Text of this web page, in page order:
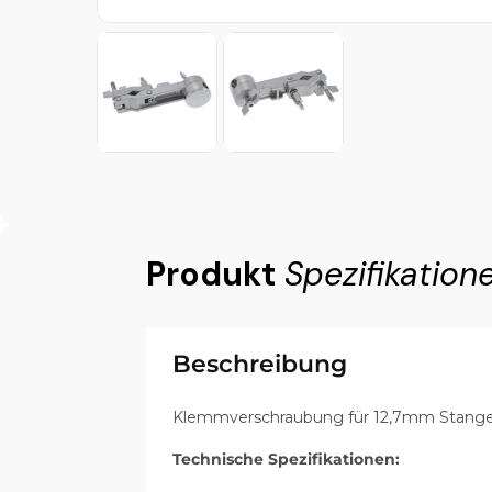
Produkt
Beschreibung
Klemmverschraubung für 12,7mm
Technische Spezifikationen: